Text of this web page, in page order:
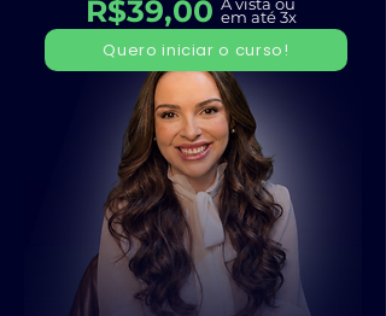
R$39,00 em até 3x
Quero iniciar o curso!